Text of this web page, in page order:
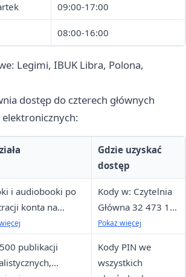
09:00-17:00
08:00-16:00
Legimi, IBUK Libra, Polona,
dostęp do czterech głównych
elektronicznych:
Gdzie uzyskać
dostęp
i audiobooki po
konta na
dbpw/;
abonamentu
Kody w: Czytelnia
Główna 32 473 10
77, Filia nr 1 32
2 32 476 13 61,
Filia nr 5 32 475
Pokaż więcej
publikacji
Kody PIN we
wszystkich